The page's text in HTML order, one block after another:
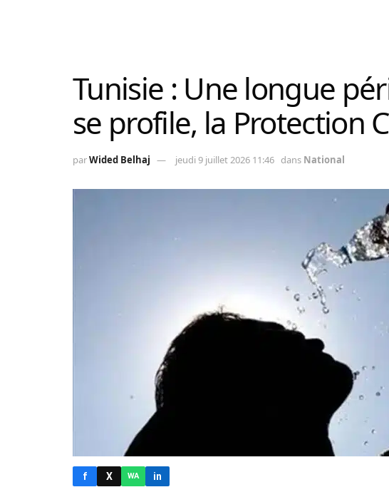
Tunisie : Une longue
se profile, la Protection
parWided Belhaj jeudi 9 juillet 2026 11:46 dans National
f X WA in